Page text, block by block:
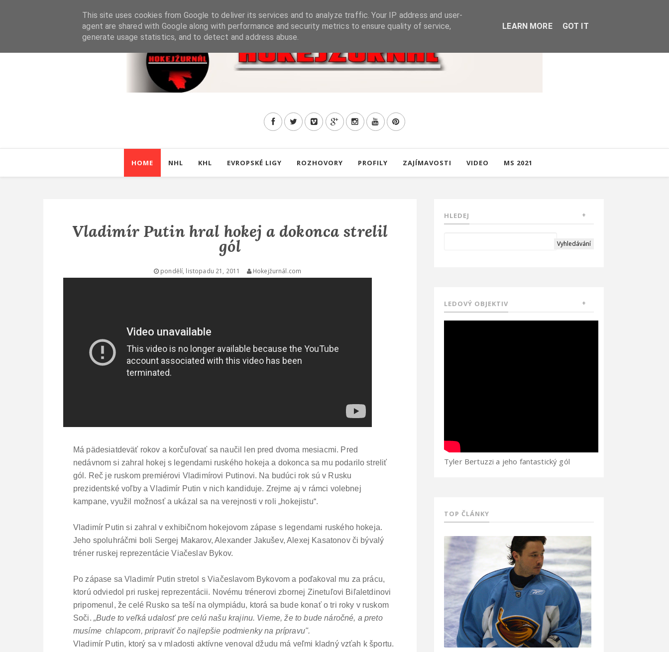
HOME NHL KHL EVROPSKÉ LIGY ROZHOVORY PROFILY ZAJÍMAVOSTI VIDEO MS 2021
Vladimír Putin hral hokej a dokonca strelil
gól
pondělí, listopadu 21, 2011 Hokejžurnál.com
Má pädesiatdeväť rokov a korčuľovať sa naučil len pred dvoma mesiacmi. Pred
nedávnom si zahral hokej s legendami ruského hokeja a dokonca sa mu podarilo streliť
gól. Reč je ruskom premiérovi Vladimírovi Putinovi. Na budúci rok sú v Rusku
prezidentské voľby a Vladimír Putin v nich kandiduje. Zrejme aj v rámci volebnej
kampane, využil možnosť a ukázal sa na verejnosti v roli „hokejistu“.
Vladimír Putin si zahral v exhibičnom hokejovom zápase s legendami ruského hokeja.
Jeho spoluhráčmi boli Sergej Makarov, Alexander Jakušev, Alexej Kasatonov či bývalý
tréner ruskej reprezentácie Viačeslav Bykov.
Po zápase sa Vladimír Putin stretol s Viačeslavom Bykovom a poďakoval mu za prácu,
ktorú odviedol pri ruskej reprezentácii. Novému trénerovi zbornej Zinetuľovi Biľaletdinovi
pripomenul, že celé Rusko sa teší na olympiádu, ktorá sa bude konať o tri roky v ruskom
Soči. „Bude to veľká udalosť pre celú našu krajinu. Vieme, že to bude náročné, a preto
musíme chlapcom, pripraviť čo najlepšie podmienky na prípravu".
Vladimír Putin, ktorý sa v mladosti aktívne venoval džudu má veľmi kladný vzťah k športu.
HLEDEJ
LEDOVÝ OBJEKTIV
Tyler Bertuzzi a jeho fantastický gól
TOP ČLÁNKY
This site uses cookies from Google to deliver its services and to analyze traffic. Your IP address and user-
agent are shared with Google along with performance and security metrics to ensure quality of service,
generate usage statistics, and to detect and address abuse.
LEARN MORE GOT IT